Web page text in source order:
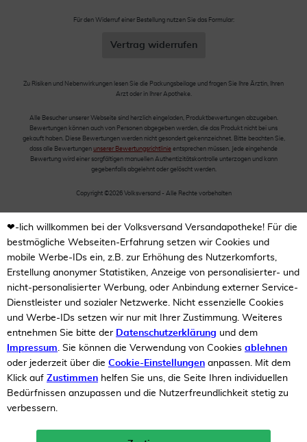
Für den Widerruf einer Bestellung nutzen Sie das Formular:
Vertrag widerrufen
Zu Risiken und Nebenwirkungen lesen Sie die Packungsbeilage und fragen Sie Ihre Ärztin, Ihren
Arzt oder in Ihrer Apotheke.
Alle Besucher unserer Webseite sind herzlich eingeladen, Produktbewertungen abzugeben.
Bewertungen können auch von Personen abgegeben werden, die das Produkt nicht bei uns
gekauft haben. Diese Bewertungen werden nicht gesondert gekennzeichnet. Bitte beachten Sie,
dass alle Bewertungen unserer Bewertungsrichtlinie entsprechen müssen. Jede eingehende
Bewertung wird einer sorgfältigen manuellen Authentizitätskontrolle unterzogen und kann
gegebenfalls abgelehnt oder gelöscht werden.
Copyright ©2026 Volksversand - Alle Rechte vorbehalten
❤-lich willkommen bei der Volksversand Versandapotheke! Für die
bestmögliche Webseiten-Erfahrung setzen wir Cookies und
mobile Werbe-IDs ein, z.B. zur Erhöhung des Nutzerkomforts,
Erstellung anonymer Statistiken, Anzeige von personalisierter- und
nicht-personalisierter Werbung, oder Anbindung externer Service-
Dienstleister und sozialer Netzwerke. Nicht essenzielle Cookies
und Werbe-IDs setzen wir nur mit Ihrer Zustimmung. Weiteres
entnehmen Sie bitte der Datenschutzerklärung und dem
Impressum. Sie können die Verwendung von Cookies ablehnen
oder jederzeit über die Cookie-Einstellungen anpassen. Mit dem
Klick auf Zustimmen helfen Sie uns, die Seite Ihren individuellen
Bedürfnissen anzupassen und die Nutzerfreundlichkeit stetig zu
verbessern.